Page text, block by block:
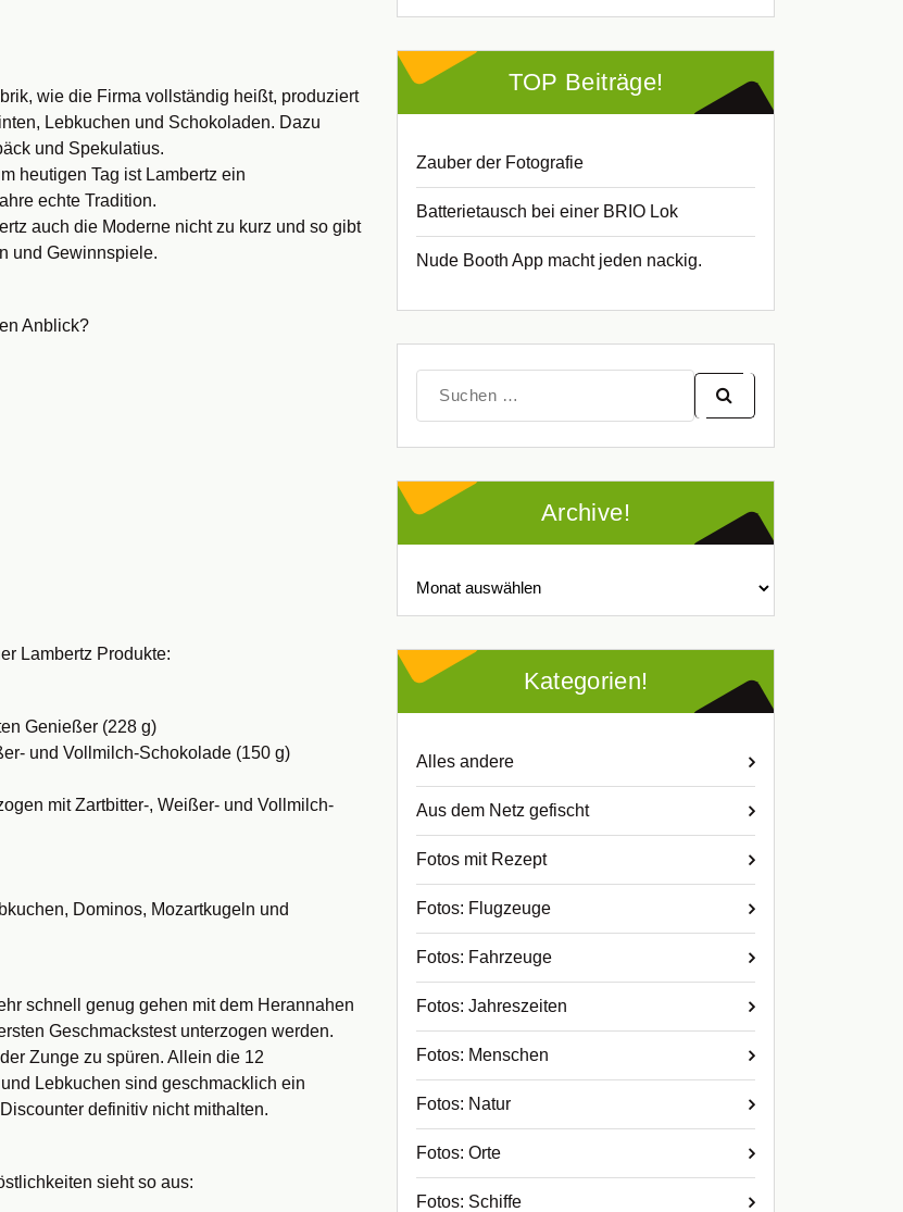
wie die Firma vollständig heißt, produziert
Lebkuchen und Schokoladen. Dazu
und Spekulatius.
heutigen Tag ist Lambertz ein
echte Tradition.
auch die Moderne nicht zu kurz und so gibt
und Gewinnspiele.
Anblick?
Lambertz Produkte:
Genießer (228 g)
und Vollmilch-Schokolade (150 g)
mit Zartbitter-, Weißer- und Vollmilch-
Dominos, Mozartkugeln und
schnell genug gehen mit dem Herannahen
Geschmackstest unterzogen werden.
Zunge zu spüren. Allein die 12
Lebkuchen sind geschmacklich ein
definitiv nicht mithalten.
sieht so aus:
TOP Beiträge!
Zauber der Fotografie
Batterietausch bei einer BRIO Lok
Nude Booth App macht jeden nackig.
nach:
Archive!
Kategorien!
Alles andere
Aus dem Netz gefischt
Fotos mit Rezept
Fotos: Flugzeuge
Fotos: Fahrzeuge
Fotos: Jahreszeiten
Fotos: Menschen
Fotos: Natur
Fotos: Orte
Fotos: Schiffe